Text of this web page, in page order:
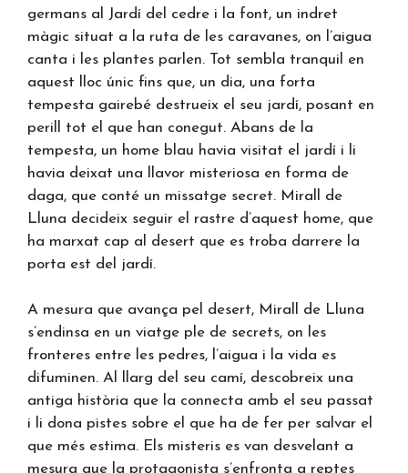
germans al Jardí del cedre i la font, un indret
màgic situat a la ruta de les caravanes, on l’aigua
canta i les plantes parlen. Tot sembla tranquil en
aquest lloc únic fins que, un dia, una forta
tempesta gairebé destrueix el seu jardí, posant en
perill tot el que han conegut. Abans de la
tempesta, un home blau havia visitat el jardí i li
havia deixat una llavor misteriosa en forma de
daga, que conté un missatge secret. Mirall de
Lluna decideix seguir el rastre d’aquest home, que
ha marxat cap al desert que es troba darrere la
porta est del jardí.
A mesura que avança pel desert, Mirall de Lluna
s’endinsa en un viatge ple de secrets, on les
fronteres entre les pedres, l’aigua i la vida es
difuminen. Al llarg del seu camí, descobreix una
antiga història que la connecta amb el seu passat
i li dona pistes sobre el que ha de fer per salvar el
que més estima. Els misteris es van desvelant a
mesura que la protagonista s’enfronta a reptes